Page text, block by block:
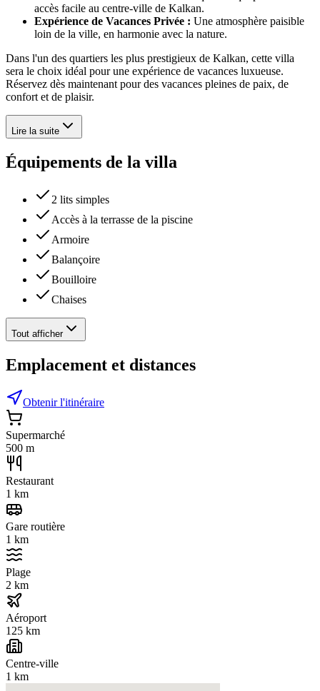
accès facile au centre-ville de Kalkan.
Expérience de Vacances Privée : Une atmosphère paisible
loin de la ville, en harmonie avec la nature.
Dans l'un des quartiers les plus prestigieux de Kalkan, cette villa
sera le choix idéal pour une expérience de vacances luxueuse.
Réservez dès maintenant pour des vacances pleines de paix, de
confort et de plaisir.
Lire la suite
Équipements de la villa
2 lits simples
Accès à la terrasse de la piscine
Armoire
Balançoire
Bouilloire
Chaises
Tout afficher
Emplacement et distances
Obtenir l'itinéraire
Supermarché
500 m
Restaurant
1 km
Gare routière
1 km
Plage
2 km
Aéroport
125 km
Centre-ville
1 km